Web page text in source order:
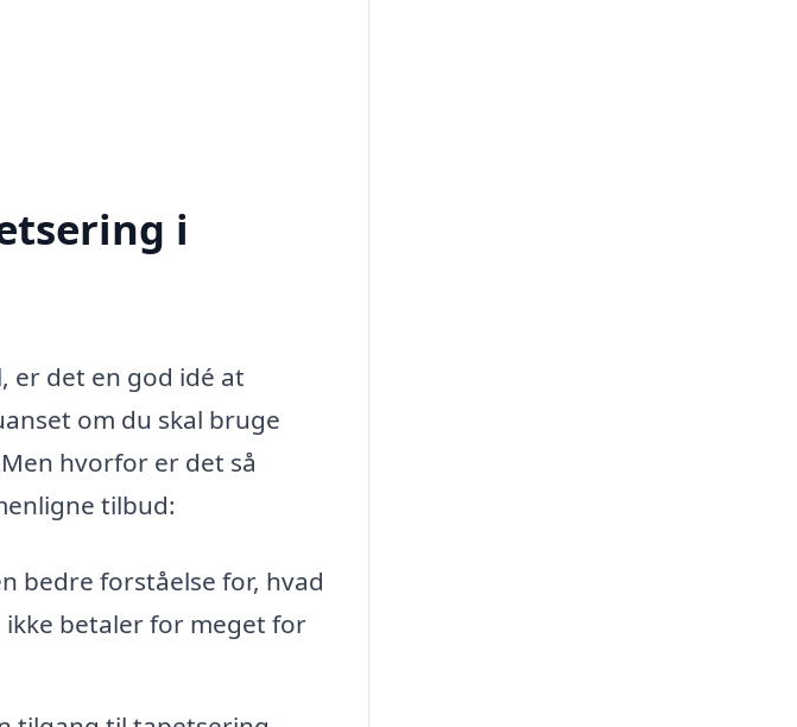
i
er det en god idé at
om du skal bruge
hvorfor er det så
tilbud:
bedre forståelse for, hvad
betaler for meget for